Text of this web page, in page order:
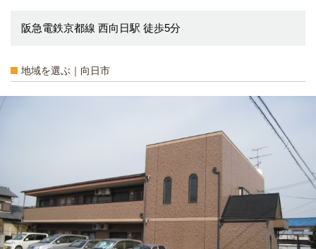
阪急電鉄京都線 西向日駅 徒歩5分
地域を選ぶ｜向日市